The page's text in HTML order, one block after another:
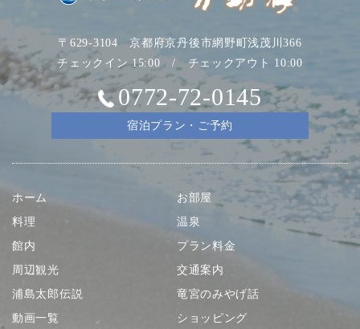
〒629-3104 京都府京丹後市網野町浅茂川366
チェックイン 15:00 / チェックアウト 10:00
0772-72-0145
宿泊プラン・ご予約
ホーム
お部屋
料理
温泉
館内
プラン料金
周辺観光
交通案内
浦島太郎伝説
竜宮のみやげ話
動画一覧
ショッピング